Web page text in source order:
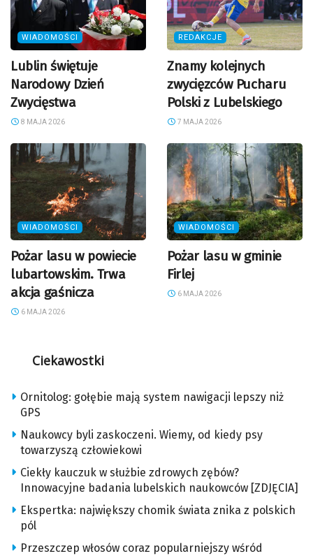
WIADOMOŚCI
Lublin świętuje
Narodowy Dzień
Zwycięstwa
8 MAJA 2026
REDAKCJE
Znamy kolejnych
zwycięzców Pucharu
Polski z Lubelskiego
7 MAJA 2026
WIADOMOŚCI
Pożar lasu w powiecie
lubartowskim. Trwa
akcja gaśnicza
6 MAJA 2026
WIADOMOŚCI
Pożar lasu w gminie
Firlej
6 MAJA 2026
Ciekawostki
Ornitolog: gołębie mają system nawigacji lepszy niż
GPS
Naukowcy byli zaskoczeni. Wiemy, od kiedy psy
towarzyszą człowiekowi
Ciekły kauczuk w służbie zdrowych zębów?
Innowacyjne badania lubelskich naukowców [ZDJĘCIA]
Ekspertka: największy chomik świata znika z polskich
pól
Przeszczep włosów coraz popularniejszy wśród